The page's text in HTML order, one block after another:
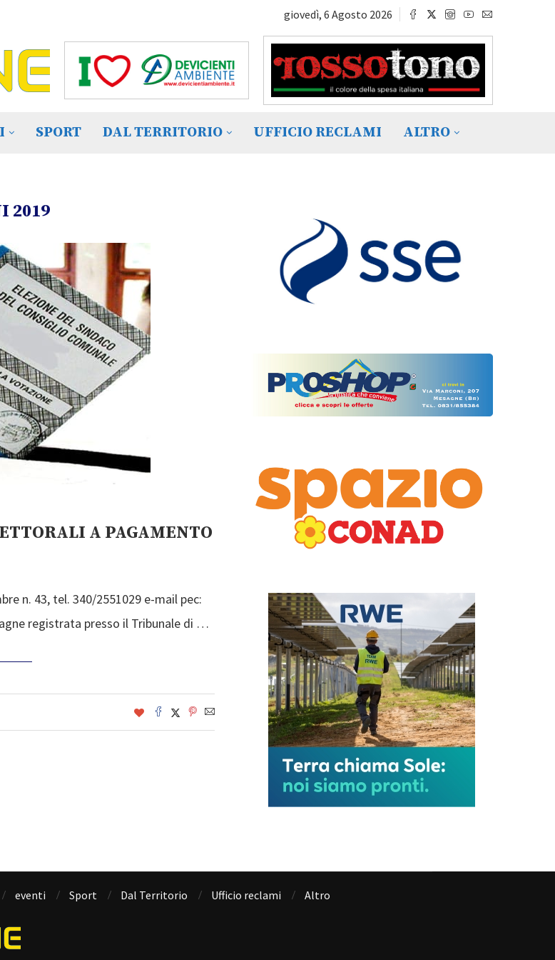
giovedì, 6 Agosto 2026
SPORT DAL TERRITORIO UFFICIO RECLAMI ALTRO
2019
A PAGAMENTO
n. 43, tel. 340/2551029 e-mail pec:
registrata presso il Tribunale di …
eventi Sport Dal Territorio Ufficio reclami Altro